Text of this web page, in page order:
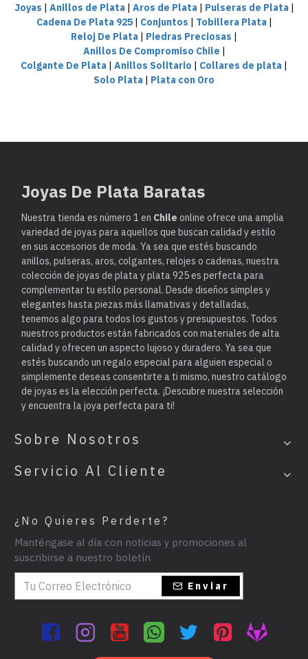
Joyas | Anillos de Plata | Aros de Plata | Pulseras de Plata |
Cadena De Plata 925| Conjuntos | Tobillera Plata |
Reloj De Plata | Piedras Preciosas |
Anillos De Compromiso Chile |
Colgante De Plata | Anillos Solitario | Collares de plata |
Solo Plata | Plata con Oro
Joyas De Plata Baratas
Nuestra tienda es número 1 en Chile online ofrece una amplia
variedad de joyas para aquellos que buscan calidad y estilo
en sus accesorios de moda. Ya sea que estés buscando
anillos, pulseras, aros, colgantes, relojes o cadenas, nuestra
colección de joyas de plata y plata 925 es perfecta para
complementar tu estilo personal. Desde diseños simples y
elegantes hasta piezas más llamativas y detalladas,
tenemos algo para todos los gustos y presupuestos. Todos
nuestros productos están fabricados con materiales de alta
calidad y ofrecen un aspecto lujoso y duradero. Ya sea que
estés buscando un regalo especial para alguien especial o
simplemente deseas consentirte a ti mismo, nuestro catálogo
de joyas es la elección perfecta. ¡Descubre nuestra selección
y encuentra la joya perfecta para ti!
Sobre Nosotros
Servicio Al Cliente
¿No Quieres Perderte?
Manténgase al día con noticias y promociones al
suscribirse a nuestro boletín
Enviar